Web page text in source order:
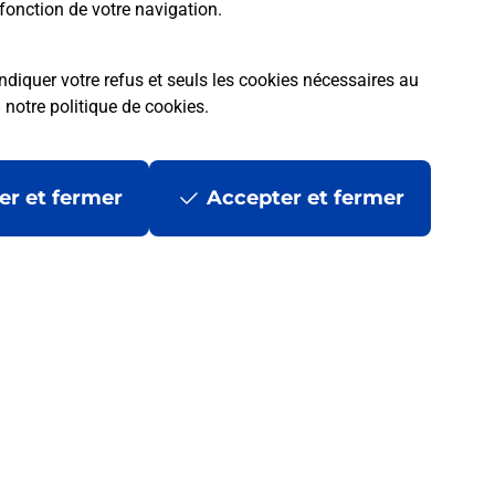
de votre navigation.
votre refus et seuls les cookies nécessaires au
notre politique de cookies.
et fermer Accepter et fermer
?